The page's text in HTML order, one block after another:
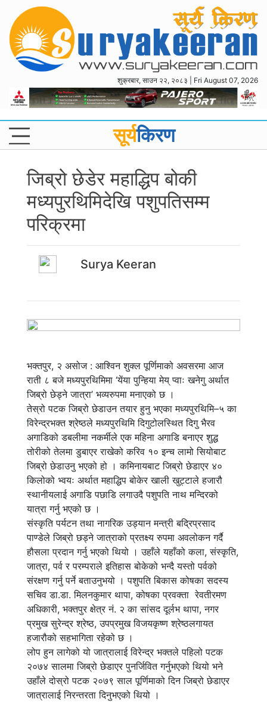
शुक्रबार, साउन २२, २०८३ | Fri August 07, 2026
सूर्यकिरण
जिब्रो छेडेर महाद्धिप बोकी
मध्यपुरथिमिदेखि पशुपतिसम्म
परिक्रमा
Surya Keeran
भक्तपुर, २ असोज : आश्विन शुक्ल पूर्णिमाको अवसरमा आज
राती ८ बजे मध्यपुरथिमिमा ‘येंया पुन्हिया मेय् प्वाः खनेगु अर्थात
जिब्रो छेड्ने जात्रा’ भव्यरुपमा मनाएको छ ।
तेस्रो पटक जिब्रो छेडाउन तयार हुनु भएका मध्यपुरथिमि–५ का
विरेन्द्रभक्त श्रेष्ठले मध्यपुरथिमि दिगुटोलस्थित दिगु भैरव
अगाडिको डबलीमा नकर्मीले एक महिना अगाडि बनाएर शुद्ध
तोरीको तेलमा डुबाएर राखेको करिव १० इन्च लामो सियोबाट
जिब्रो छेडाउनु भएको हो । कमिनायबाट जिब्रो छेडाएर ४०
किलोको भ्वयः अर्थात महाद्धिप बोकेर खाली खुट्टाले हजारौ
स्थानीयलाई अगाडि पछाडि लगाउदै पशुपति नाथ मन्दिरको
यात्रा गर्नु भएको छ ।
संस्कृति पर्यटन तथा नागरिक उड्यान मन्त्री बद्रिप्रसाद
पाण्डेले जिब्रो छड्ने जात्राको प्रतक्ष्य रुपमा अवलोकन गर्दै
हौसला प्रदान गर्नु भएको थियो । उहाँले यहाँको कला, संस्कृति,
जात्रा, पर्व र परम्पराले इतिहास बोकेको भन्दै यस्तो पर्वको
संरक्षण गर्नु पर्ने बताउनुभयो । पशुपति बिकास कोषका सदस्य
सचिव डा.डा. मिलनकुमार थापा, कोषका प्रवक्ता रेवतीरमण
अधिकारी, भक्तपुर क्षेत्र नं. २ का सांसद दूर्लभ थापा, नगर
प्रमुख सुरेन्द्र श्रेष्ठ, उपप्रमुख विजयकृष्ण श्रेष्ठलगायत
हजारौको सहभागिता रहेको छ ।
लोप हुन लागेको यो जात्रालाई विरेन्द्र भक्तले पहिलो पटक
२०७४ सालमा जिब्रो छेडाएर पुनर्जिवित गर्नुभएको थियो भने
उहाँले दोस्रो पटक २०७९ साल पूर्णिमाको दिन जिब्रो छेडाएर
जात्रालाई निरन्तरता दिनुभएको थियो ।